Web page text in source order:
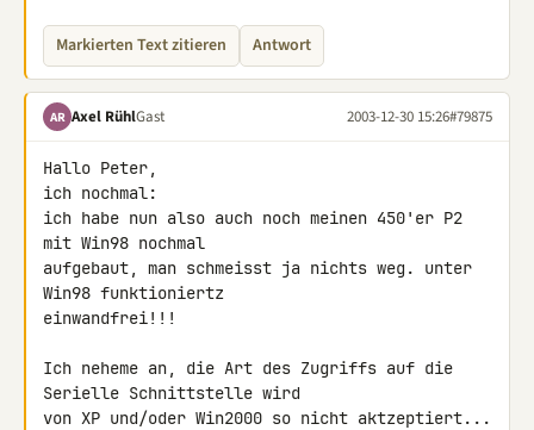
Markierten Text zitieren Antwort
AR Axel RühlGast 2003-12-30 15:26#79875
Hallo Peter,
ich nochmal:
ich habe nun also auch noch meinen 450'er P2
mit Win98 nochmal
aufgebaut, man schmeisst ja nichts weg. unter
Win98 funktioniertz
einwandfrei!!!
Ich neheme an, die Art des Zugriffs auf die
Serielle Schnittstelle wird
von XP und/oder Win2000 so nicht aktzeptiert...